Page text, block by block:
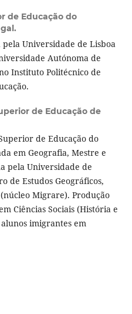
de Educação do
Universidade de Lisboa
Autónoma de
Instituto Politécnico de
de Educação de
de Educação do
em Geografia, Mestre e
pela Universidade de
de Estudos Geográficos,
Migrare). Produção
Ciências Sociais (História e
imigrantes em